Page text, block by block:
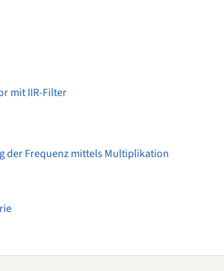
mit IIR-Filter
der Frequenz mittels Multiplikation